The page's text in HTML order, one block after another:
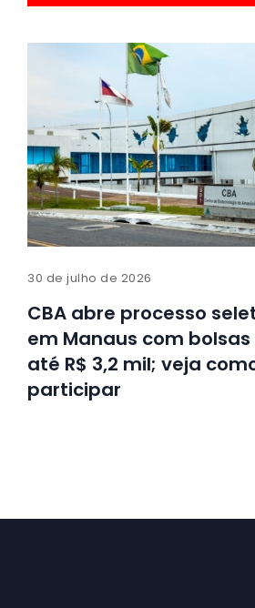
30 de julho de 2026
CBA abre processo
em Manaus com bolsas
até R$ 3,2 mil; veja
participar